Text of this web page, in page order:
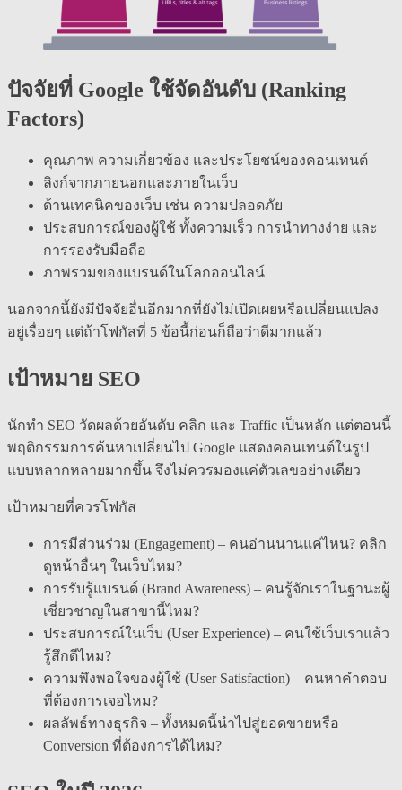
ปัจจัยที่ Google ใช้จัดอันดับ (Ranking
Factors)
คุณภาพ ความเกี่ยวข้อง และประโยชน์ของคอนเทนต์
ลิงก์จากภายนอกและภายในเว็บ
ด้านเทคนิคของเว็บ เช่น ความปลอดภัย
ประสบการณ์ของผู้ใช้ ทั้งความเร็ว การนำทางง่าย และ
การรองรับมือถือ
ภาพรวมของแบรนด์ในโลกออนไลน์
นอกจากนี้ยังมีปัจจัยอื่นอีกมากที่ยังไม่เปิดเผยหรือเปลี่ยนแปลง
อยู่เรื่อยๆ แต่ถ้าโฟกัสที่ 5 ข้อนี้ก่อนก็ถือว่าดีมากแล้ว
เป้าหมาย SEO
นักทำ SEO วัดผลด้วยอันดับ คลิก และ Traffic เป็นหลัก แต่ตอนนี้
พฤติกรรมการค้นหาเปลี่ยนไป Google แสดงคอนเทนต์ในรูป
แบบหลากหลายมากขึ้น จึงไม่ควรมองแค่ตัวเลขอย่างเดียว
เป้าหมายที่ควรโฟกัส
การมีส่วนร่วม (Engagement) – คนอ่านนานแค่ไหน? คลิก
ดูหน้าอื่นๆ ในเว็บไหม?
การรับรู้แบรนด์ (Brand Awareness) – คนรู้จักเราในฐานะผู้
เชี่ยวชาญในสาขานี้ไหม?
ประสบการณ์ในเว็บ (User Experience) – คนใช้เว็บเราแล้ว
รู้สึกดีไหม?
ความพึงพอใจของผู้ใช้ (User Satisfaction) – คนหาคำตอบ
ที่ต้องการเจอไหม?
ผลลัพธ์ทางธุรกิจ – ทั้งหมดนี้นำไปสู่ยอดขายหรือ
Conversion ที่ต้องการได้ไหม?